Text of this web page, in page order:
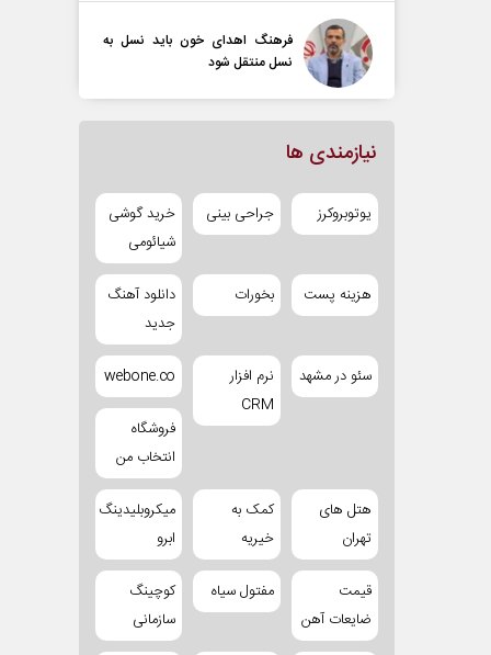
فرهنگ اهدای خون باید نسل به
نسل منتقل شود
نیازمندی ها
یوتوبروکرز جراحی بینی
خرید گوشی
شیائومی
هزینه پست بخورات
دانلود آهنگ
جدید
سئو در مشهد
نرم افزار
CRM
webone.co
فروشگاه
انتخاب من
هتل های
تهران
کمک به
خیریه
میکروبلیدینگ
ابرو
قیمت
ضایعات آهن
مفتول سیاه
کوچینگ
سازمانی